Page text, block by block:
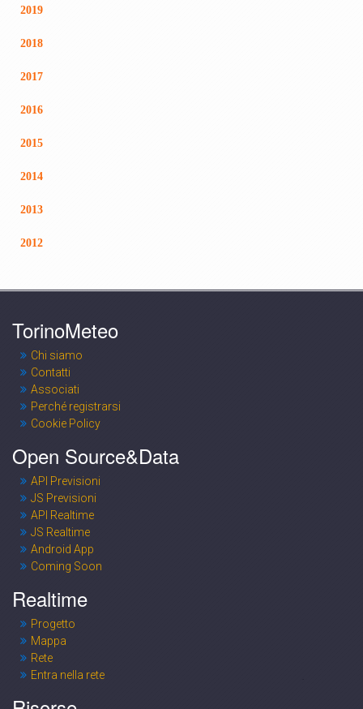
2019
2018
2017
2016
2015
2014
2013
2012
TorinoMeteo
Chi siamo
Contatti
Associati
Perché registrarsi
Cookie Policy
Open Source&Data
API Previsioni
JS Previsioni
API Realtime
JS Realtime
Android App
Coming Soon
Realtime
Progetto
Mappa
Rete
Entra nella rete